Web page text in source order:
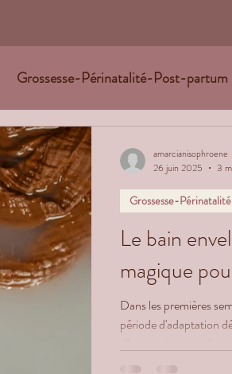
Grossesse-Périnatalité-Post-partum
Equilibre Emotionnel
éducatifs et informatifs
Le bain
magique
Dans les premières
période d'adaptation
s’harmoniser avec le
Grossesse-
amarcianisophroene
26 juin 2025
3